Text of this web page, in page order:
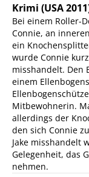
Krimi (USA
Bei einem Roller-
Connie, an
ein
wurde Connie
misshandelt. Den
einem
Mitbewohnerin.
allerdings der
den sich Connie
Jake misshandelt
Gelegenheit, das
nehmen.